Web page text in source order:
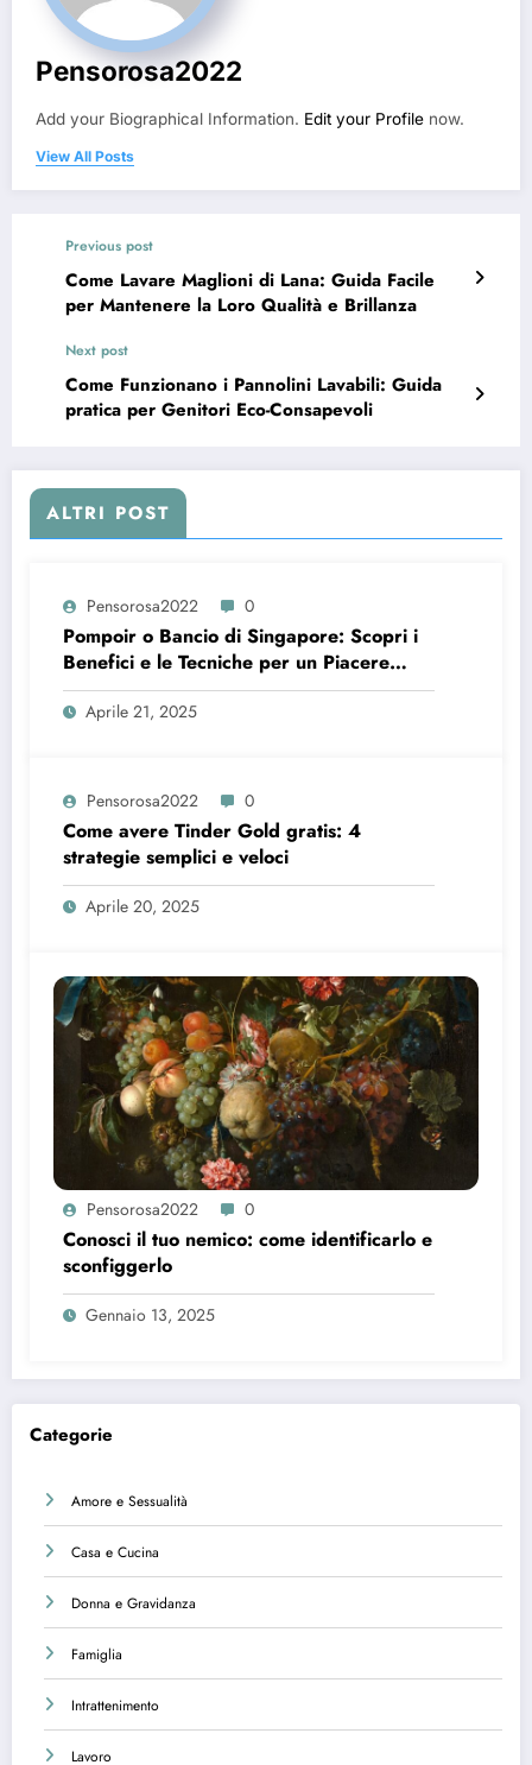
Pensorosa2022
Add your Biographical Information. Edit your Profile now.
View All Posts
Previous post
Come Lavare Maglioni di Lana: Guida Facile
per Mantenere la Loro Qualità e Brillanza
Next post
Come Funzionano i Pannolini Lavabili: Guida
pratica per Genitori Eco-Consapevoli
ALTRI POST
Pensorosa2022 0
Pompoir o Bancio di Singapore: Scopri i
Benefici e le Tecniche per un Piacere
Intenso
Aprile 21, 2025
Pensorosa2022 0
Come avere Tinder Gold gratis: 4
strategie semplici e veloci
Aprile 20, 2025
Pensorosa2022 0
Conosci il tuo nemico: come identificarlo e
sconfiggerlo
Gennaio 13, 2025
Categorie
Amore e Sessualità
Casa e Cucina
Donna e Gravidanza
Famiglia
Intrattenimento
Lavoro